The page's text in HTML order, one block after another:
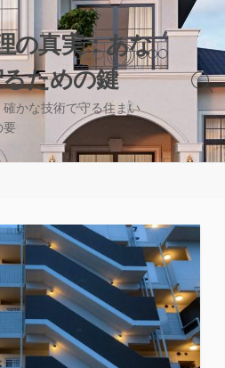
の真実：あな
ための鍵
かな技術で守る住まい
要
検
索
切
り
替